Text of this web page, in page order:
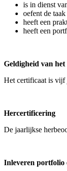
is in dienst
oefent de
heeft een
heeft een
Geldigheid van
Het certificaat is vijf
Hercertificering
De jaarlijkse
Inleveren